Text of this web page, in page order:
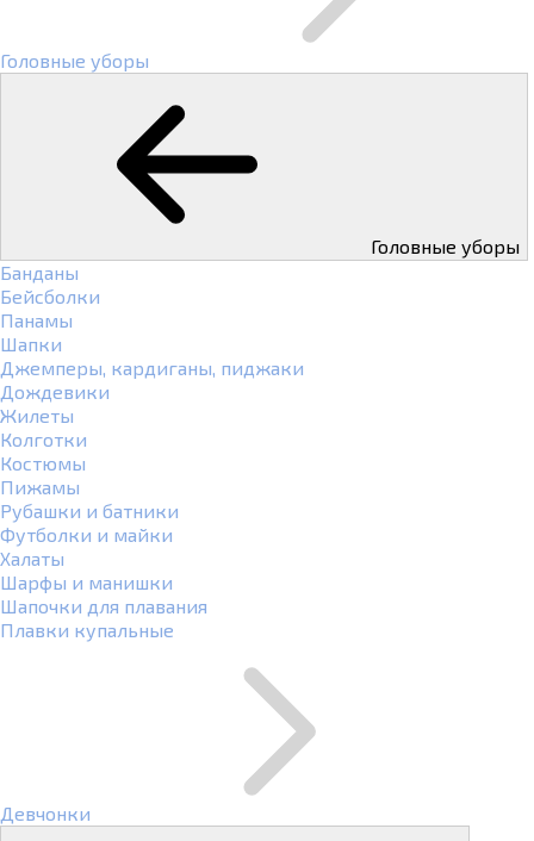
Головные уборы
Головные уборы
Банданы
Бейсболки
Панамы
Шапки
Джемперы, кардиганы, пиджаки
Дождевики
Жилеты
Колготки
Костюмы
Пижамы
Рубашки и батники
Футболки и майки
Халаты
Шарфы и манишки
Шапочки для плавания
Плавки купальные
Девчонки